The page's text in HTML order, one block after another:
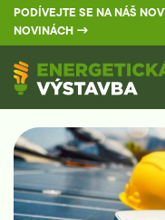
Přeskočit
obsah
PODÍVEJTE SE NA NÁŠ
NOVINÁCH →